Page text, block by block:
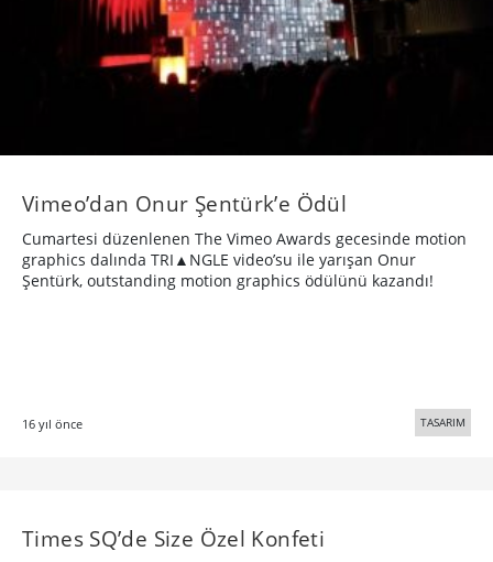
Vimeo’dan Onur Şentürk’e Ödül
Cumartesi düzenlenen The Vimeo Awards gecesinde motion
graphics dalında TRI▲NGLE video’su ile yarışan Onur
Şentürk, outstanding motion graphics ödülünü kazandı!
16 yıl önce TASARIM
Times SQ’de Size Özel Konfeti